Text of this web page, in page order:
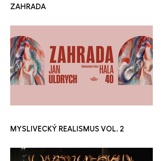
ZAHRADA
MYSLIVECKÝ REALISMUS VOL. 2